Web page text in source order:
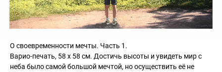
О своевременности мечты. Часть 1.
Варио-печать, 58 х 58 см. Достичь высоты и увидеть мир с
неба было самой большой мечтой, но осуществить её не